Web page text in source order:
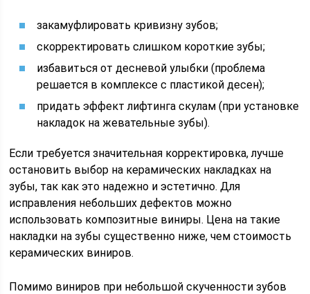
закамуфлировать кривизну зубов;
скорректировать слишком короткие зубы;
избавиться от десневой улыбки (проблема
решается в комплексе с пластикой десен);
придать эффект лифтинга скулам (при установке
накладок на жевательные зубы).
Если требуется значительная корректировка, лучше
остановить выбор на керамических накладках на
зубы, так как это надежно и эстетично. Для
исправления небольших дефектов можно
использовать композитные виниры. Цена на такие
накладки на зубы существенно ниже, чем стоимость
керамических виниров.
Помимо виниров при небольшой скученности зубов